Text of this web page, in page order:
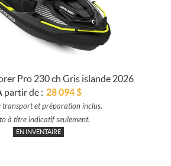
Pro 230 ch Gris islande 2026
partir de : 28 094$
transport et préparation inclus.
à titre indicatif seulement.
EN INVENTAIRE